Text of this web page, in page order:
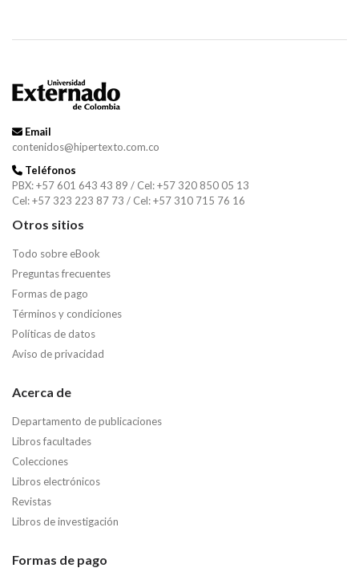
Email
contenidos@hipertexto.com.co
Teléfonos
PBX: +57 601 643 43 89 / Cel: +57 320 850 05 13
Cel: +57 323 223 87 73 / Cel: +57 310 715 76 16
Otros sitios
Todo sobre eBook
Preguntas frecuentes
Formas de pago
Términos y condiciones
Políticas de datos
Aviso de privacidad
Acerca de
Departamento de publicaciones
Libros facultades
Colecciones
Libros electrónicos
Revistas
Libros de investigación
Formas de pago